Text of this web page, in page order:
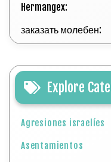
Hermangex:
заказать молебен:
Explore
Agresiones israelíes
Asentamientos